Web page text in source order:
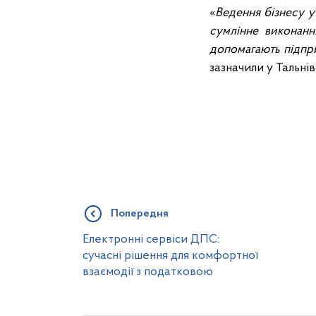
«Ведення бізнесу
сумлінне
допомагають
зазначили у
Попередня
Електронні сервіси ДПС:
сучасні рішення для комфортної
взаємодії з податковою